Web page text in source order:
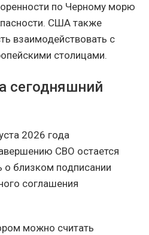
по Черному морю
США также
взаимодействовать с
столицами.
сегодняшний
2026 года
СВО остается
о близком подписании
соглашения
можно считать